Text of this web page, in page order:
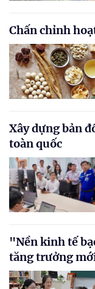
Chấn chỉnh
Xây dựng bản
toàn quốc
"Nền kinh tế
tăng trưởng